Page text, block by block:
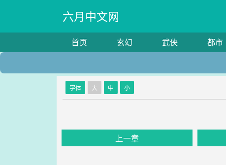
六月中文网
首页 玄幻 武侠 都市
字体 大 中 小
上一章